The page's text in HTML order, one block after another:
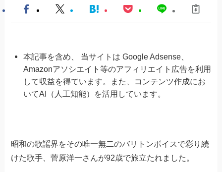
本記事を含め、 当サイトは Google Adsense、
Amazonアソシエイト等のアフィリエイト広告を利用
して収益を得ています。また、コンテンツ作成にお
いてAI（人工知能）を活用しています。
昭和の歌謡界をその唯一無二のバリトンボイスで彩り続
けた歌手、菅原洋一さんが92歳で旅立たれました。